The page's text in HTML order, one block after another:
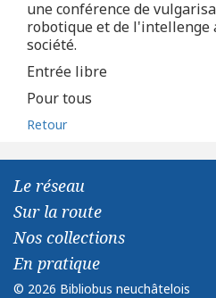
une conférence de
robotique et de
société.
Entrée libre
Pour tous
Retour
Le réseau
Sur la route
Nos collections
En pratique
© 2026 Bibliobus neuchâtelois